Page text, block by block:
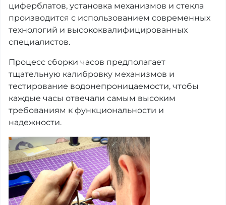
циферблатов, установка механизмов и стекла
производится с использованием современных
технологий и высококвалифицированных
специалистов.
Процесс сборки часов предполагает
тщательную калибровку механизмов и
тестирование водонепроницаемости, чтобы
каждые часы отвечали самым высоким
требованиям к функциональности и
надежности.